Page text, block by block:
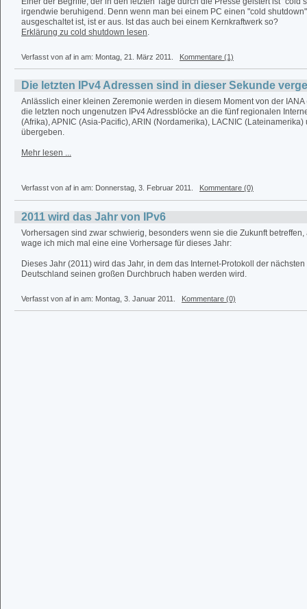
irgendwie beruhigend. Denn wenn man bei einem PC einen "cold
ausgeschaltet ist, ist er aus. Ist das auch bei einem Kernkraftwerk so?
Erklärung zu cold shutdown lesen.
Verfasst von af in am: Montag, 21. März 2011. Kommentare (1)
Die letzten IPv4 Adressen sind in dieser Sekunde
Anlässlich einer kleinen Zeremonie werden in diesem Moment von der
die letzten noch ungenutzen IPv4 Adressblöcke an die fünf regionalen
(Afrika), APNIC (Asia-Pacific), ARIN (Nordamerika), LACNIC (Lateinamerika)
übergeben.
Mehr lesen ...
Verfasst von af in am: Donnerstag, 3. Februar 2011. Kommentare (0)
2011 wird das Jahr von IPv6
Vorhersagen sind zwar schwierig, besonders wenn sie die Zukunft
wage ich mich mal eine eine Vorhersage für dieses Jahr:
Dieses Jahr (2011) wird das Jahr, in dem das Internet-Protokoll der
Deutschland seinen großen Durchbruch haben werden wird.
Verfasst von af in am: Montag, 3. Januar 2011. Kommentare (0)